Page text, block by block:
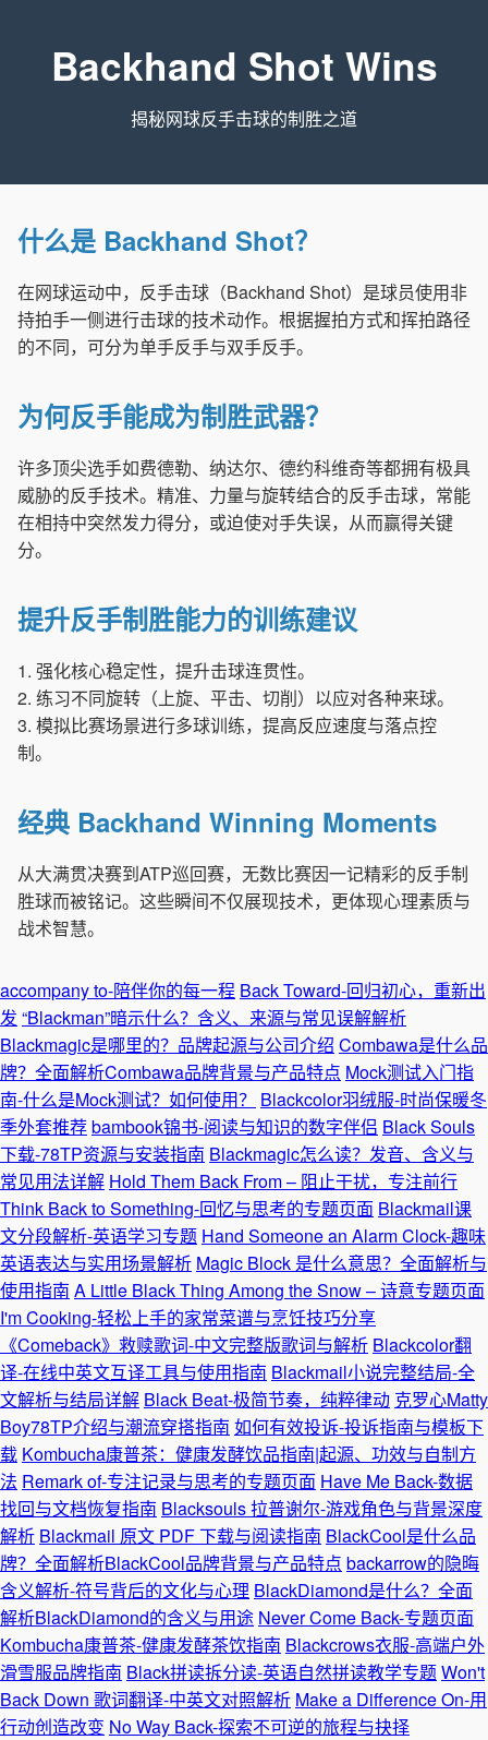
Backhand Shot Wins
揭秘网球反手击球的制胜之道
什么是 Backhand Shot？
在网球运动中，反手击球（Backhand Shot）是球员使用非
持拍手一侧进行击球的技术动作。根据握拍方式和挥拍路径
的不同，可分为单手反手与双手反手。
为何反手能成为制胜武器？
许多顶尖选手如费德勒、纳达尔、德约科维奇等都拥有极具
威胁的反手技术。精准、力量与旋转结合的反手击球，常能
在相持中突然发力得分，或迫使对手失误，从而赢得关键
分。
提升反手制胜能力的训练建议
1. 强化核心稳定性，提升击球连贯性。
2. 练习不同旋转（上旋、平击、切削）以应对各种来球。
3. 模拟比赛场景进行多球训练，提高反应速度与落点控
制。
经典 Backhand Winning Moments
从大满贯决赛到ATP巡回赛，无数比赛因一记精彩的反手制
胜球而被铭记。这些瞬间不仅展现技术，更体现心理素质与
战术智慧。
accompany to-陪伴你的每一程 Back Toward-回归初心，重新出
发 “Blackman”暗示什么？含义、来源与常见误解解析
Blackmagic是哪里的？品牌起源与公司介绍 Combawa是什么品
牌？全面解析Combawa品牌背景与产品特点 Mock测试入门指
南-什么是Mock测试？如何使用？ Blackcolor羽绒服-时尚保暖冬
季外套推荐bambook锦书-阅读与知识的数字伴侣 Black Souls
下载-78TP资源与安装指南 Blackmagic怎么读？发音、含义与
常见用法详解 Hold Them Back From – 阻止干扰，专注前行
Think Back to Something-回忆与思考的专题页面 Blackmail课
文分段解析-英语学习专题 Hand Someone an Alarm Clock-趣味
英语表达与实用场景解析 Magic Block 是什么意思？全面解析与
使用指南 A Little Black Thing Among the Snow – 诗意专题页面
I'm Cooking-轻松上手的家常菜谱与烹饪技巧分享
《Comeback》救赎歌词-中文完整版歌词与解析 Blackcolor翻
译-在线中英文互译工具与使用指南 Blackmail小说完整结局-全
文解析与结局详解 Black Beat-极简节奏，纯粹律动 克罗心Matty
Boy78TP介绍与潮流穿搭指南 如何有效投诉-投诉指南与模板下
载 Kombucha康普茶：健康发酵饮品指南|起源、功效与自制方
法 Remark of-专注记录与思考的专题页面 Have Me Back-数据
找回与文档恢复指南 Blacksouls 拉普谢尔-游戏角色与背景深度
解析 Blackmail 原文 PDF 下载与阅读指南 BlackCool是什么品
牌？全面解析BlackCool品牌背景与产品特点 backarrow的隐晦
含义解析-符号背后的文化与心理 BlackDiamond是什么？全面
解析BlackDiamond的含义与用途 Never Come Back-专题页面
Kombucha康普茶-健康发酵茶饮指南 Blackcrows衣服-高端户外
滑雪服品牌指南 Black拼读拆分读-英语自然拼读教学专题Won't
Back Down 歌词翻译-中英文对照解析 Make a Difference On-用
行动创造改变 No Way Back-探索不可逆的旅程与抉择